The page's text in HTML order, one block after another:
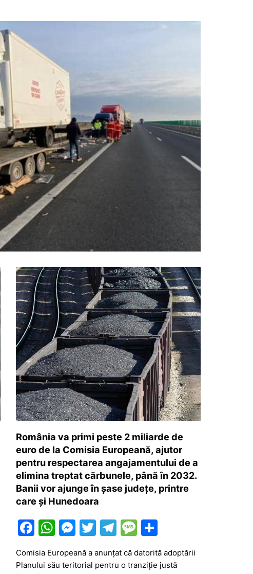
România va primi peste 2 miliarde de
euro de la Comisia Europeană, ajutor
pentru respectarea angajamentului de a
elimina treptat cărbunele, până în 2032.
Banii vor ajunge în șase județe, printre
care și Hunedoara
F
a
c
W
at
M
s
T
itt
T
e
M
s ta
Comisia Europeană a anunţat că datorită adoptării
Planului său teritorial pentru o tranziţie justă